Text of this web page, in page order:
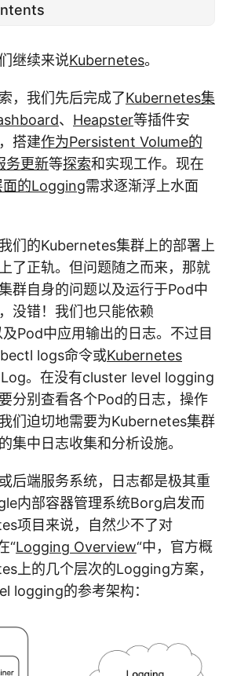
继续来说Kubernetes。
，我们先后完成了Kubernetes集
、 Heapster等插件安
，搭建作为Persistent Volume的
务更新等探索和实现工作。现在
面的Logging需求逐渐浮上水面
们的Kubernetes集群上的部署上
了正轨。但问题随之而来，那就
群自身的问题以及运行于Pod中
没错！我们也只能依赖
Pod中应用输出的日志。不过目
logs命令或Kubernetes
。在没有cluster level logging
分别查看各个Pod的日志，操作
们迫切地需要为Kubernetes集群
集中日志收集和分析设施。
后端服务系统，日志都是极其重
内部容器管理系统Borg启发而
项目来说，自然少不了对
“Logging Overview“中，官方概
上的几个层次的Logging方案，
logging的参考架构：